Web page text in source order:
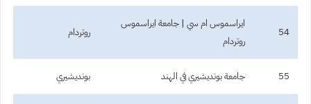
54
ايراسموس ام سي | جامعة ايراسموس
روتردام
روتردام
55 جامعة بونديشيري في الهند بونديشيري